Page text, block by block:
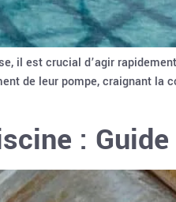
est crucial d’agir
de leur pompe, craignant la
: